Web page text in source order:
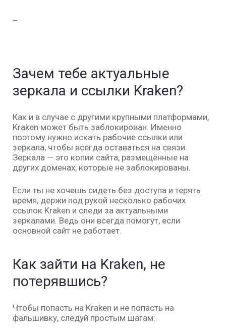
Зачем тебе актуальные
зеркала и ссылки Kraken?
Как и в случае с другими крупными платформами,
Kraken может быть заблокирован. Именно
поэтому нужно искать рабочие ссылки или
зеркала, чтобы всегда оставаться на связи.
Зеркала — это копии сайта, размещённые на
других доменах, которые не заблокированы.
Если ты не хочешь сидеть без доступа и терять
время, держи под рукой несколько рабочих
ссылок Kraken и следи за актуальными
зеркалами. Ведь они всегда помогут, если
основной сайт не работает.
Как зайти на Kraken, не
потерявшись?
Чтобы попасть на Kraken и не попасть на
фальшивку, следуй простым шагам: